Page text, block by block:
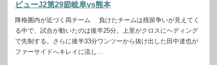
ビューJ2第29節岐阜vs熊本
降格圏内が近づく両チーム 負けたチームは残留争いが見えてく
る中で、試合が動いたのは後半25分。上里がクロスにヘディング
で先制する。さらに後半33分ワンツーから抜け出した田中達也が
ファーサイドへキレイに流し…